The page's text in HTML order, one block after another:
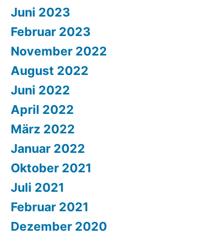
Juni 2023
Februar 2023
November 2022
August 2022
Juni 2022
April 2022
März 2022
Januar 2022
Oktober 2021
Juli 2021
Februar 2021
Dezember 2020